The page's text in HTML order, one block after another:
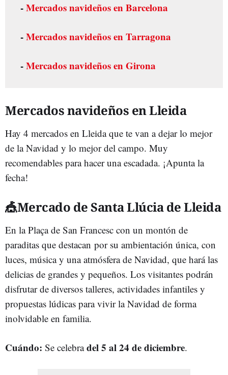
-Mercados navideños en Barcelona
-Mercados navideños en Tarragona
-Mercados navideños en Girona
Mercados navideños en Lleida
Hay 4 mercados en Lleida que te van a dejar lo mejor
de la Navidad y lo mejor del campo. Muy
recomendables para hacer una escadada. ¡Apunta la
fecha!
🎪Mercado de Santa Llúcia de Lleida
En la Plaça de San Francesc con un montón de
paraditas que destacan por su ambientación única, con
luces, música y una atmósfera de Navidad, que hará las
delicias de grandes y pequeños. Los visitantes podrán
disfrutar de diversos talleres, actividades infantiles y
propuestas lúdicas para vivir la Navidad de forma
inolvidable en familia.
Cuándo: Se celebradel 5 al 24 de diciembre.